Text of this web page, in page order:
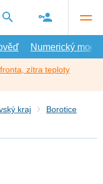
Numerický model
zítra teploty
kraj
Borotice